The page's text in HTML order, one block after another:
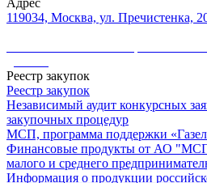
119034, Москва, ул. Пречистенка,
Реестр закупок
Реестр закупок
Независимый аудит конкурсных
закупочных процедур
МСП, программа поддержки
Финансовые продукты от АО "МСП
малого и среднего
Информация о продукции